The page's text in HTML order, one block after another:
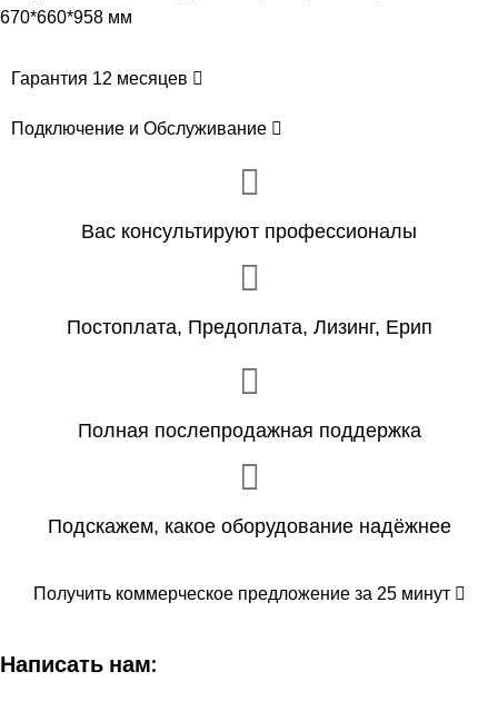
670*660*958 мм
Гарантия 12 месяцев
Подключение и Обслуживание
Вас консультируют профессионалы
Постоплата, Предоплата, Лизинг, Ерип
Полная послепродажная поддержка
Подскажем, какое оборудование надёжнее
Получить коммерческое предложение за 25 минут
Написать нам: